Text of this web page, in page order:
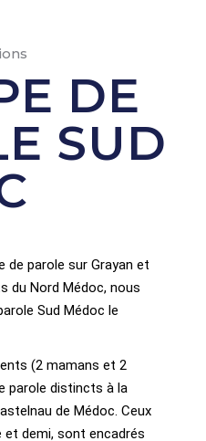
DE
SUD
de parole sur Grayan et
du Nord Médoc, nous
Sud Médoc le
(2 mamans et 2
parole distincts à la
de Médoc. Ceux
et demi, sont encadrés